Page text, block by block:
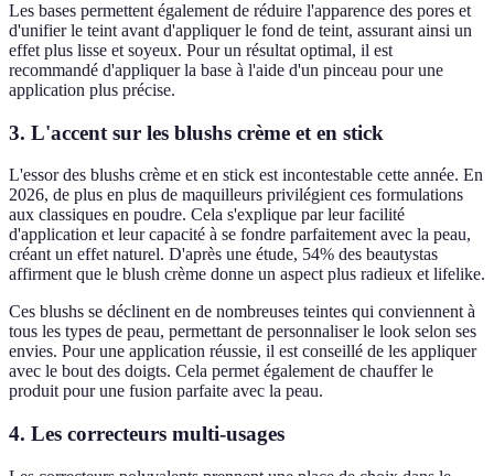
Les bases permettent également de réduire l'apparence des pores et
d'unifier le teint avant d'appliquer le fond de teint, assurant ainsi un
effet plus lisse et soyeux. Pour un résultat optimal, il est
recommandé d'appliquer la base à l'aide d'un pinceau pour une
application plus précise.
3. L'accent sur les blushs crème et en stick
L'essor des blushs crème et en stick est incontestable cette année. En
2026, de plus en plus de maquilleurs privilégient ces formulations
aux classiques en poudre. Cela s'explique par leur facilité
d'application et leur capacité à se fondre parfaitement avec la peau,
créant un effet naturel. D'après une étude, 54% des beautystas
affirment que le blush crème donne un aspect plus radieux et lifelike.
Ces blushs se déclinent en de nombreuses teintes qui conviennent à
tous les types de peau, permettant de personnaliser le look selon ses
envies. Pour une application réussie, il est conseillé de les appliquer
avec le bout des doigts. Cela permet également de chauffer le
produit pour une fusion parfaite avec la peau.
4. Les correcteurs multi-usages